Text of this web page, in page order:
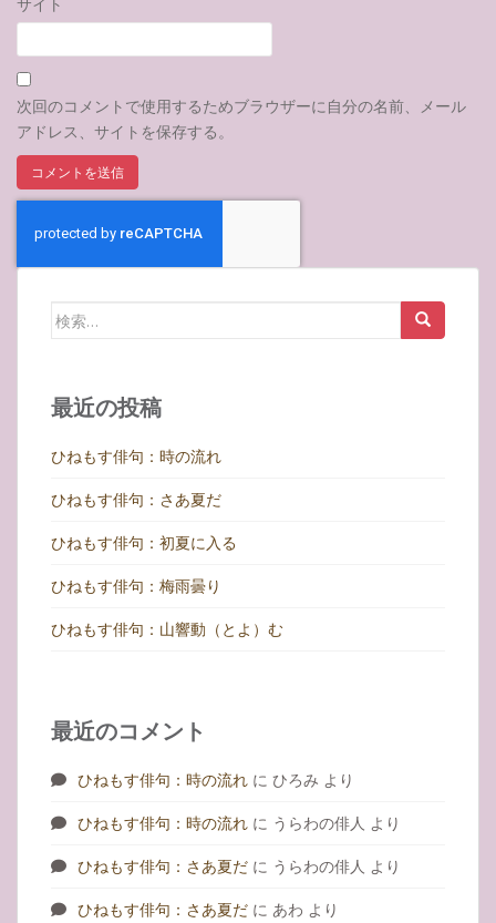
サイト
次回のコメントで使用するためブラウザーに自分の名前、メール
アドレス、サイトを保存する。
検
最近の投稿
ひねもす俳句：時の流れ
ひねもす俳句：さあ夏だ
ひねもす俳句：初夏に入る
ひねもす俳句：梅雨曇り
ひねもす俳句：山響動（とよ）む
最近のコメント
ひねもす俳句：時の流れ に ひろみ より
ひねもす俳句：時の流れ に うらわの俳人 より
ひねもす俳句：さあ夏だ に うらわの俳人 より
ひねもす俳句：さあ夏だ に あわ より